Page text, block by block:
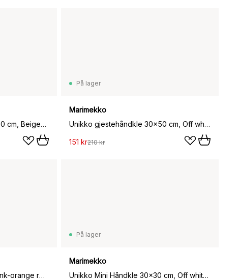
Unikko gjestehåndkle 30x50 cm, Beige-white
På lager
Marimekko
Unikko gjestehåndkle 30x50 cm, Off white-lin
151 kr210 kr
Iso Unikko badehåndkle, Pink-orange red, 100x180 cm
På lager
Marimekko
Unikko Mini Håndkle 30x30 cm, Off white-lin